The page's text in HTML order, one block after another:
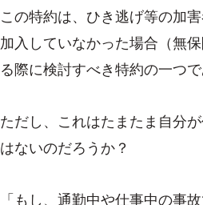
この特約は、ひき逃げ等の加
加入していなかった場合（無
る際に検討すべき特約の一つ
ただし、これはたまたま自分
はないのだろうか？
「もし、通勤中や仕事中の事